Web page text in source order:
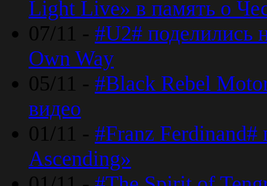
Light Live» в память о
07/11 - #U2#
Own Way
05/11 - #Black Rebel
видео
01/11 - #Franz Ferdinand#
Ascending»